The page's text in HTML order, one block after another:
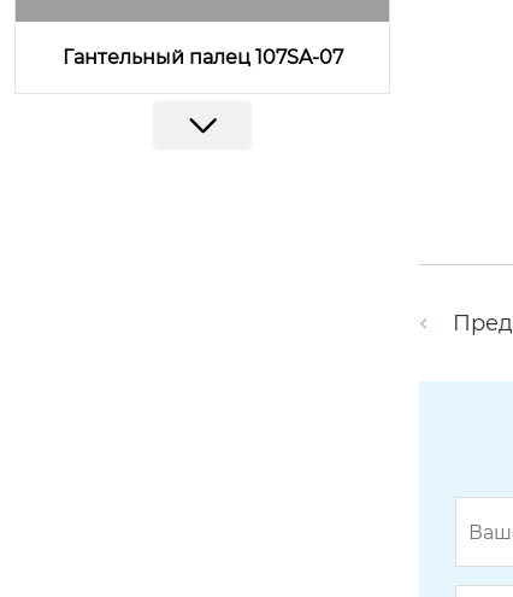
Гантельный палец 107SA-07